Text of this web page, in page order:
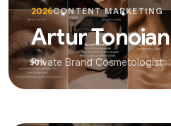
2026CONTENT MARKETING
Artur Tonoian
Private Brand Cosmetologist